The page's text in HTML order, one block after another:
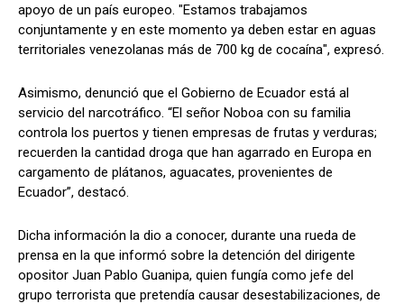
apoyo de un país europeo. "Estamos trabajamos
conjuntamente y en este momento ya deben estar en aguas
territoriales venezolanas más de 700 kg de cocaína", expresó.
Asimismo, denunció que el Gobierno de Ecuador está al
servicio del narcotráfico. “El señor Noboa con su familia
controla los puertos y tienen empresas de frutas y verduras;
recuerden la cantidad droga que han agarrado en Europa en
cargamento de plátanos, aguacates, provenientes de
Ecuador”, destacó.
Dicha información la dio a conocer, durante una rueda de
prensa en la que informó sobre la detención del dirigente
opositor Juan Pablo Guanipa, quien fungía como jefe del
grupo terrorista que pretendía causar desestabilizaciones, de